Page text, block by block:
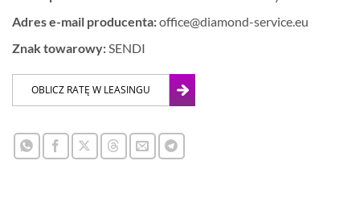
Adres e-mail producenta:office@diamond-service.eu
Znak towarowy:SENDI